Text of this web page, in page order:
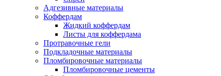
Адгезивные материалы
Коффердам
Жидкий коффердам
Листы для коффердама
Протравочные гели
Подкладочные материалы
Пломбировочные материалы
Пломбировочные цементы